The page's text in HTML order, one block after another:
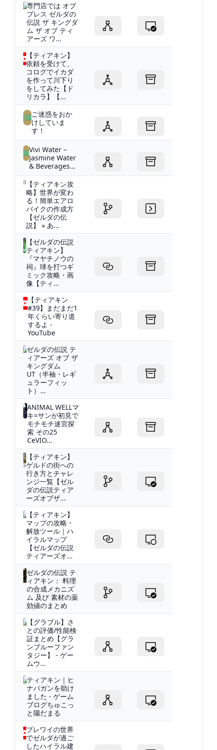
専門店では オブ
ブレス ゼルダの
伝説 ザ キングダ
ム ザ オブ ティ
アーズ ワ...
【ティアキン】
依頼を受けて、
コログでイカダ
を作って川下り
をしてみた【ド
リカラ】【...
ご迷惑をおか
けしていま
す！
Vivi Water –
Jasmine Water
& Beverages...
【ティアキン攻
略】世界が変わ
る！簡単エアロ
バイクの作成方
【ゼルダの伝
説】 » あ...
【ゼルダの伝説
ティアキン】
『マヤチノウの
祠』球を打つギ
ミック攻略・画
像【ティ...
【ティアキン
#39】まだまだ1
年くらい寄り道
するよ -
YouTube
ゼルダの伝説 テ
ィアーズ オブ ザ
キングダム
UT（半袖・レギ
ュラーフィッ
ト）...
ANIMAL WELLマ
キ=サンが初見で
モチモチ迷宮探
索 その25
CeVIO...
【ティアキン】
ゲルドの街への
行き方とチャレ
ンジ一覧【ゼル
ダの伝説ティア
ーズオブザ...
【ティアキン】
マップの攻略・
解放ツール｜ハ
イラルマップ
【ゼルダの伝説
ティアーズオ...
ゼルダの伝説 テ
ィアキン： 料理
の合成メカニズ
ム 及び 素材の薬
効値のまとめ
【グラブル】さ
との評価/性能検
証まとめ【グラ
ンブルーファン
タジー】 - ゲー
ムウ...
ティアキン｜ヒ
ナバガンを助け
ました - ゲーム
ブログちゅこっ
と陽だまる
ブレワイの世界
でゼルダが過ご
したハイラル建